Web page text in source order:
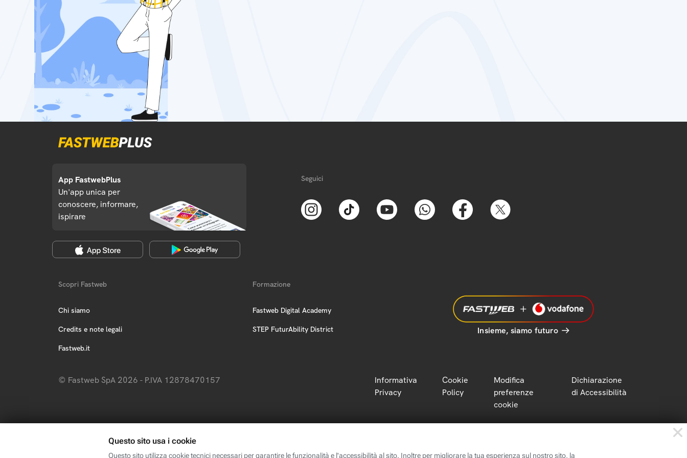
App FastwebPlus
Un'app unica per
conoscere, informare,
ispirare
Seguici
Scopri Fastweb
Chi siamo
Credits e note legali
Fastweb.it
Formazione
Fastweb Digital Academy
STEP FuturAbility District Insieme, siamo futuro
© Fastweb SpA 2026 - P.IVA 12878470157
Informativa
Privacy
Cookie
Policy
Modifica
preferenze
cookie
Dichiarazione
di Accessibilità